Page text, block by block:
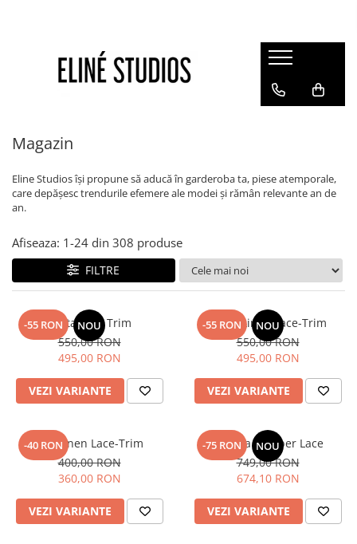
Best Sellers
Rochii
Pantaloni
Fuste
Topuri
Seturi
Jachete
Paltoane
Costume Baie
Lichidare de stoc
Magazin
Eline Studios își propune să aducă în garderoba ta, piese atemporale,
care depășesc trendurile efemere ale modei și rămân relevante an de
an.
Afiseaza: 1-24 din 308 produse
FILTRE
-55 RON NOU
Fusta Lace Trim
550,00 RON
495,00 RON
VEZI VARIANTE
-55 RON NOU
Fusta Linen Lace-Trim
550,00 RON
495,00 RON
VEZI VARIANTE
-40 RON
Top Linen Lace-Trim
400,00 RON
360,00 RON
VEZI VARIANTE
-75 RON NOU
Jacheta Bomber Lace
749,00 RON
674,10 RON
VEZI VARIANTE